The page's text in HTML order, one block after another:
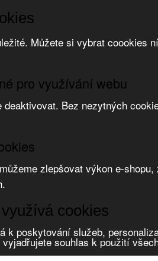
Můžete si vybrat coookies
pro využívání webu
deaktivovat. Bez nezytných
zlepšovat výkon e-
cookies
k poskytování služeb,
vyjadřujete souhlas k použití
Přeskočit na doplňující obsah
trubky tuhé